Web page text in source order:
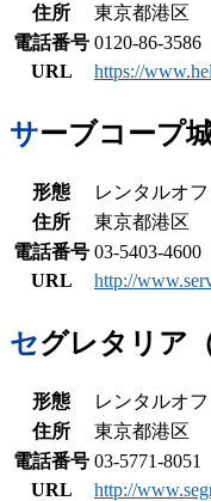
住所
東京都港区
電話番号 0120-86-3586
URL
https://
サーブコー
形態
レンタルオ
住所
東京都港区
電話番号 03-5403-4600
URL
http://
セグレタリア
形態
レンタルオ
住所
東京都港区
電話番号 03-5771-8051
URL
http://